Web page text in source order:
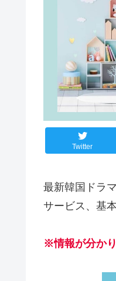
Twitter
最新韓国ドラ
サービス、基
※情報が分か